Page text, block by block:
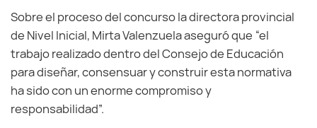
Sobre el proceso del concurso la directora provincial
de Nivel Inicial, Mirta Valenzuela aseguró que “el
trabajo realizado dentro del Consejo de Educación
para diseñar, consensuar y construir esta normativa
ha sido con un enorme compromiso y
responsabilidad”.